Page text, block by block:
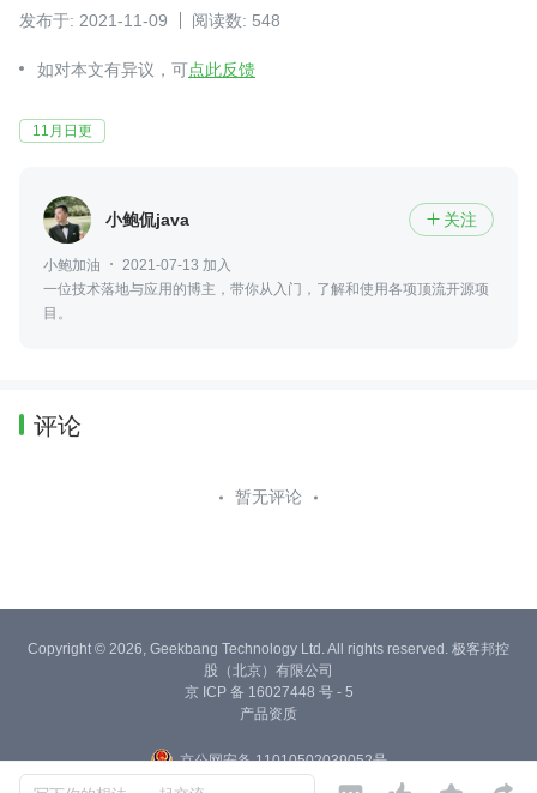
发布于: 2021-11-09 阅读数: 548
如对本文有异议，可点此反馈
11月日更
小鲍侃java  关注
小鲍加油
2021-07-13 加入
一位技术落地与应用的博主，带你从入门，了解和使用各项顶流开源项
目。
评论
暂无评论
Copyright © 2026, Geekbang Technology Ltd. All rights reserved. 极客邦控
股（北京）有限公司
京 ICP 备 16027448 号 - 5
产品资质
京公网安备 11010502039052号